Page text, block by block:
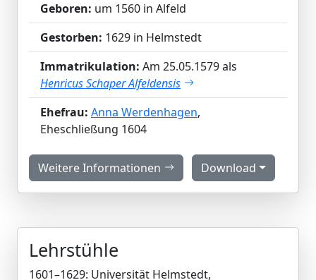
Geboren: um 1560 in Alfeld
Gestorben: 1629 in Helmstedt
Immatrikulation: Am 25.05.1579 als
Henricus Schaper Alfeldensis
Ehefrau: Anna Werdenhagen,
Eheschließung 1604
Weitere Informationen Download
Lehrstühle
1601–1629: Universität Helmstedt,